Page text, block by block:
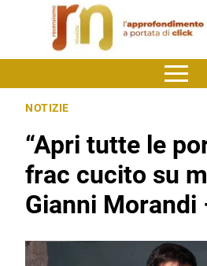
NOTIZIE
“Apri tutte le
frac cucito su
Gianni Morandi